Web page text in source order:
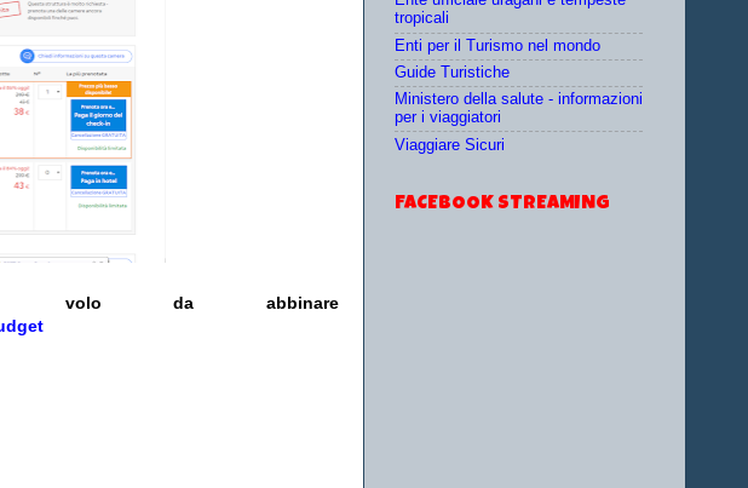
volo da abbinare
tropicali
Enti per il Turismo nel mondo
Guide Turistiche
Ministero della salute - informazioni
per i viaggiatori
Viaggiare Sicuri
FACEBOOK STREAMING